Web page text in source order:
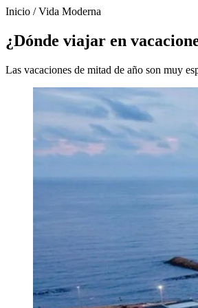
Inicio /Vida Moderna
¿Dónde viajar en
Las vacaciones de mitad de año son muy